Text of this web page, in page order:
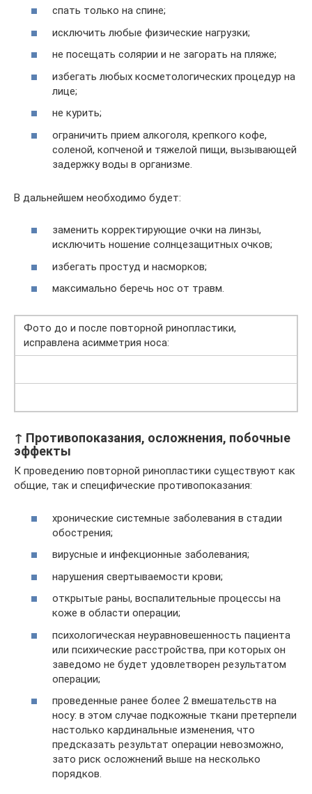
спать только на спине;
исключить любые физические нагрузки;
не посещать солярии и не загорать на пляже;
избегать любых косметологических процедур на
лице;
не курить;
ограничить прием алкоголя, крепкого кофе,
соленой, копченой и тяжелой пищи, вызывающей
задержку воды в организме.
В дальнейшем необходимо будет:
заменить корректирующие очки на линзы,
исключить ношение солнцезащитных очков;
избегать простуд и насморков;
максимально беречь нос от травм.
Фото до и после повторной ринопластики,
исправлена асимметрия носа:
↑ Противопоказания, осложнения, побочные
эффекты
К проведению повторной ринопластики существуют как
общие, так и специфические противопоказания:
хронические системные заболевания в стадии
обострения;
вирусные и инфекционные заболевания;
нарушения свертываемости крови;
открытые раны, воспалительные процессы на
коже в области операции;
психологическая неуравновешенность пациента
или психические расстройства, при которых он
заведомо не будет удовлетворен результатом
операции;
проведенные ранее более 2 вмешательств на
носу: в этом случае подкожные ткани претерпели
настолько кардинальные изменения, что
предсказать результат операции невозможно,
зато риск осложнений выше на несколько
порядков.